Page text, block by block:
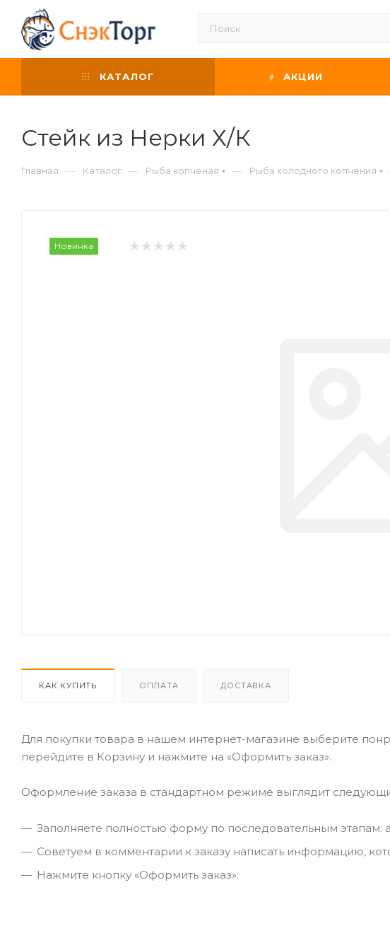
КАТАЛОГ АКЦИИ
Стейк из Нерки Х/К
Главная — Каталог — Рыба копченая — Рыба холодного копчения
Новинка
КАК КУПИТЬ ОПЛАТА ДОСТАВКА
Для покупки товара в нашем интернет-магазине выберите
перейдите в Корзину и нажмите на «Оформить заказ».
Оформление заказа в стандартном режиме выглядит
Заполняете полностью форму по последовательным этапам:
Советуем в комментарии к заказу написать информацию,
Нажмите кнопку «Оформить заказ».